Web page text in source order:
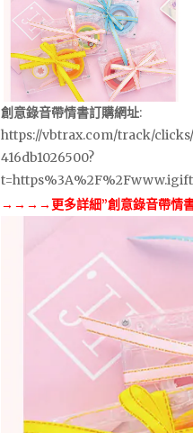
創意錄音帶情書訂購網址:
https://vbtrax.com/track/
416db1026500?
→→→→更多詳細”創意錄音帶情